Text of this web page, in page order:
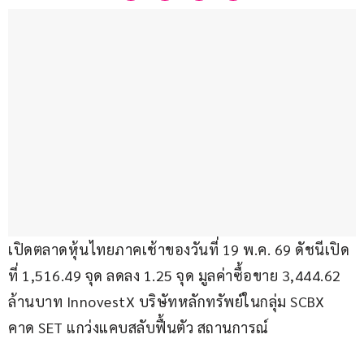
เปิดตลาดหุ้นไทยภาคเช้าของวันที่ 19 พ.ค. 69 ดัชนีเปิด
ที่ 1,516.49 จุด ลดลง 1.25 จุด มูลค่าซื้อขาย 3,444.62
ล้านบาท InnovestX บริษัทหลักทรัพย์ในกลุ่ม SCBX
คาด SET แกว่งแคบสลับฟื้นตัว สถานการณ์